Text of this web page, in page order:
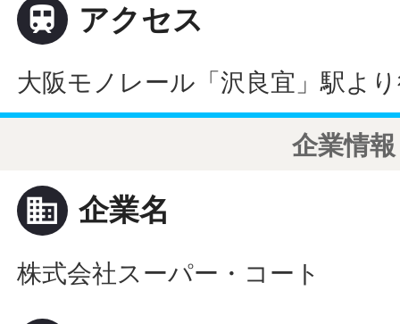
 アクセス
大阪モノレール「沢良宜」駅よ
企業情報
business 企業名
株式会社スーパー・コート